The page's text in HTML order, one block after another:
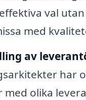
val
med
av
har
med olika